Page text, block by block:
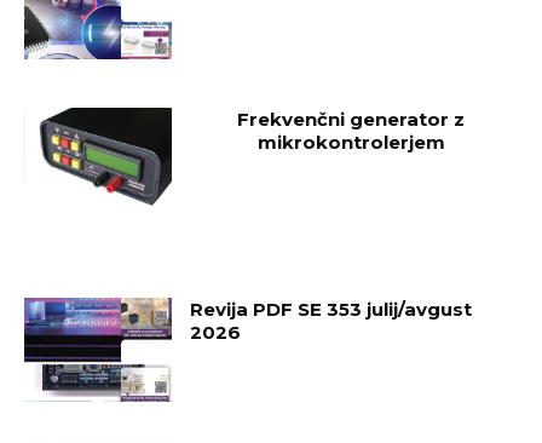
Frekvenčni generator z
mikrokontrolerjem
Revija PDF SE 353 julij/avgust
2026